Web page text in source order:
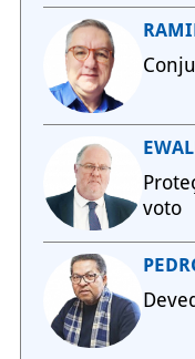
voto